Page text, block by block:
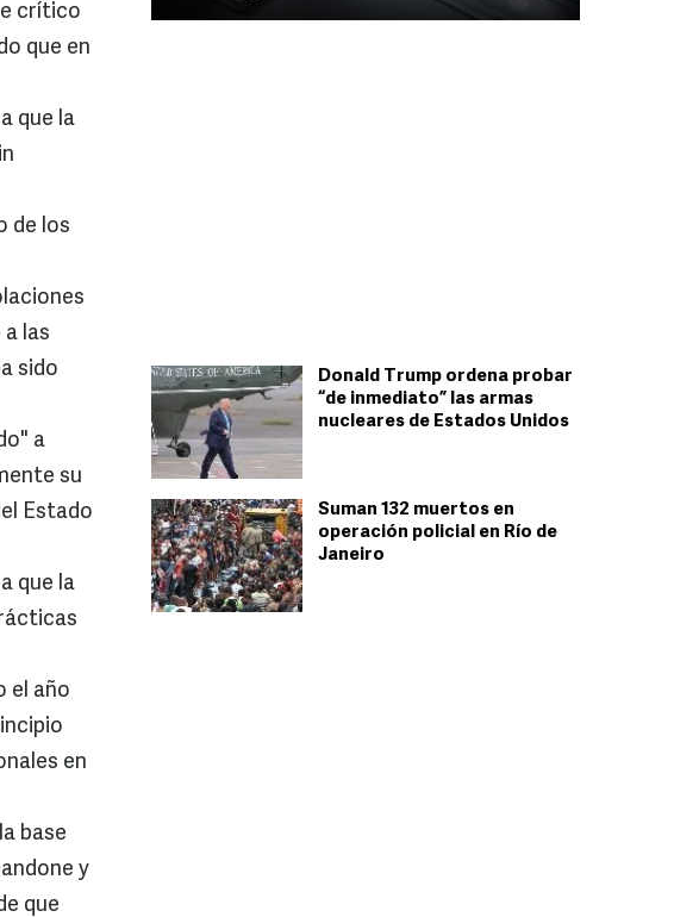
Donald Trump ordena probar
“de inmediato” las armas
nucleares de Estados Unidos
Suman 132 muertos en
operación policial en Río de
Janeiro
crítico
que en
que la
de los
las
sido
a
su
Estado
que la
el año
en
base
y
que